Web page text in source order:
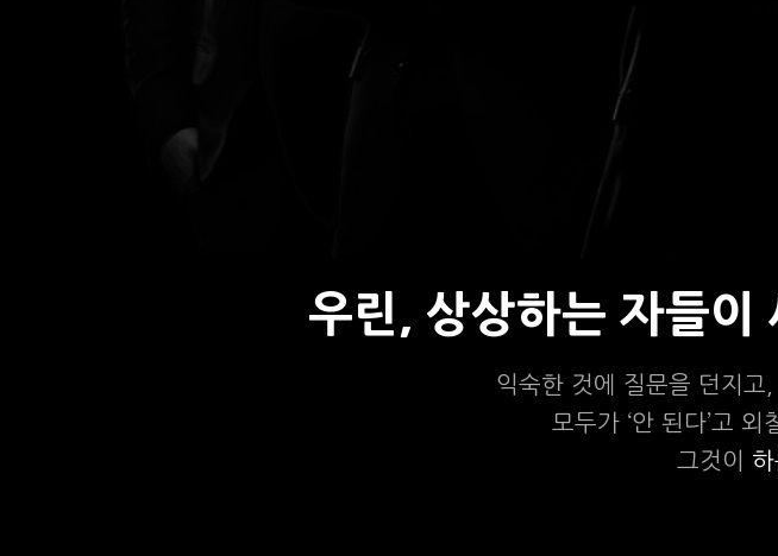
우린, 상상하는 자들이
익숙한 것에 질문을 던지고,
모두가 ‘안 된다’고 외
그것이